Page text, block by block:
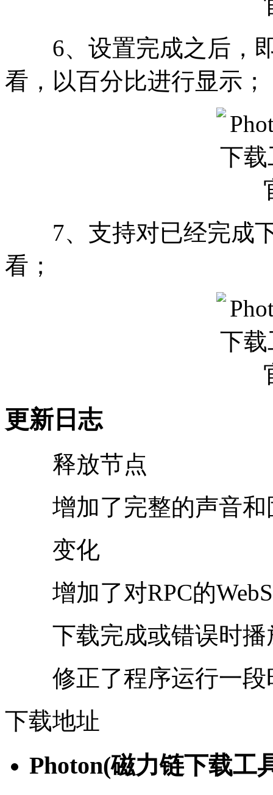
6、设置完成之后，即
看，以百分比进行显示；
7、支持对已经完成下
看；
更新日志
释放节点
增加了完整的声音和
变化
增加了对RPC的
下载完成或错误时播
修正了程序运行一段
下载地址
Photon(磁力链下载工